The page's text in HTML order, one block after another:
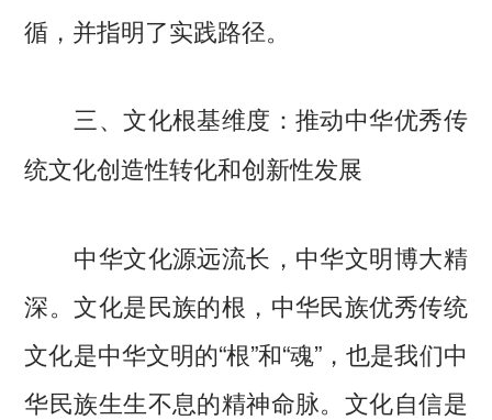
循，并指明了实践路径。
三、文化根基维度：推动中华优秀传
统文化创造性转化和创新性发展
中华文化源远流长，中华文明博大精
深。文化是民族的根，中华民族优秀传统
文化是中华文明的“根”和“魂”，也是我们中
华民族生生不息的精神命脉。文化自信是